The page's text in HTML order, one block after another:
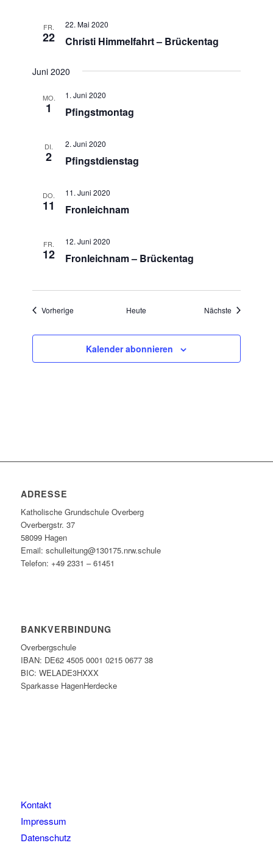
FR.
22 Christi Himmelfahrt – Brückentag
22. Mai 2020
Juni 2020
MO.
1 Pfingstmontag
1. Juni 2020
DI.
2 Pfingstdienstag
2. Juni 2020
DO.
11 Fronleichnam
11. Juni 2020
FR.
12 Fronleichnam – Brückentag
12. Juni 2020
Vorherige VeranstaltungenHeute Nächste
Kalender abonnieren
ADRESSE
Katholische Grundschule Overberg
Overbergstr. 37
58099 Hagen
Email: schulleitung@130175.nrw.schule
Telefon: +49 2331 – 61451
BANKVERBINDUNG
Overbergschule
IBAN: DE62 4505 0001 0215 0677 38
BIC: WELADE3HXXX
Sparkasse HagenHerdecke
Kontakt
Impressum
Datenschutz